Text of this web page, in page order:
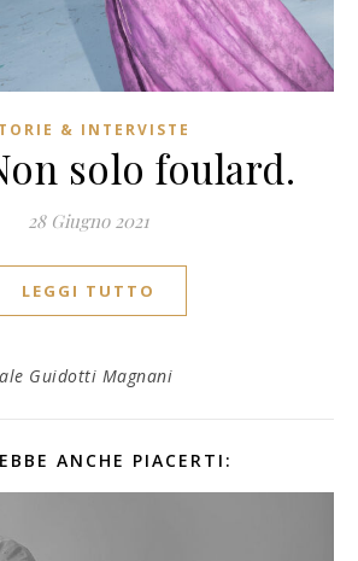
& INTERVISTE
solo foulard.
28 Giugno 2021
LEGGI TUTTO
Guidotti Magnani
ANCHE PIACERTI: